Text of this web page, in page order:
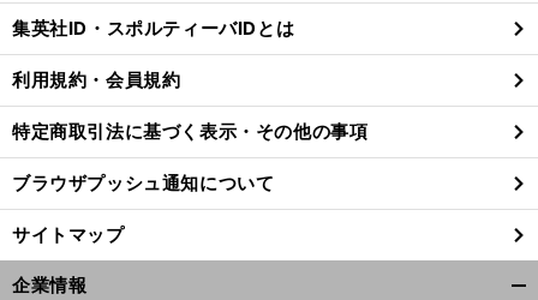
る
集英社ID・スポルティーバIDとは
利用規約・会員規約
特定商取引法に基づく表示・その他の事項
ブラウザプッシュ通知について
サイトマップ
企業情報